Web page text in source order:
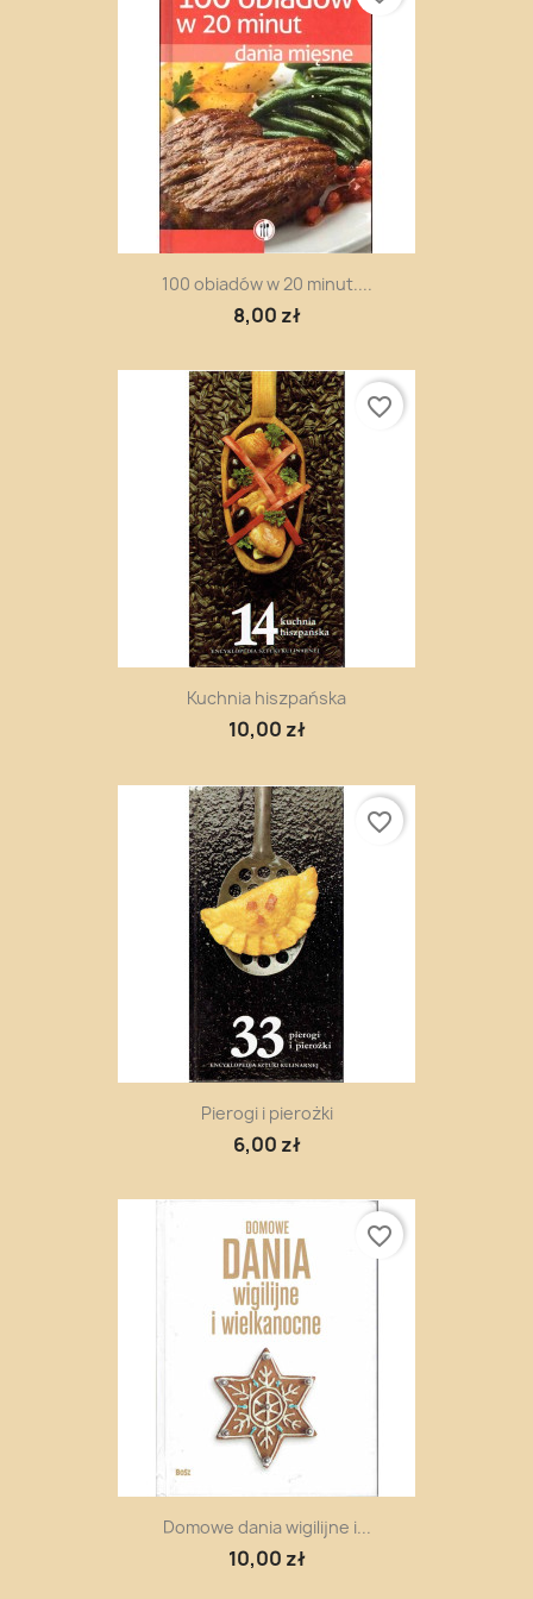
100 obiadów w 20 minut....
8,00 zł
Kuchnia hiszpańska
10,00 zł
favorite_border
Pierogi i pierożki
6,00 zł
favorite_border
Domowe dania wigilijne i...
10,00 zł
favorite_border